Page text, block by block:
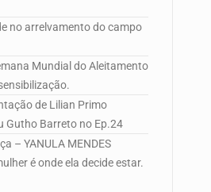
no arrelvamento do campo
Mundial do Aleitamento
de Lilian Primo
Gutho Barreto no Ep.24
– YANULA MENDES
é onde ela decide estar.